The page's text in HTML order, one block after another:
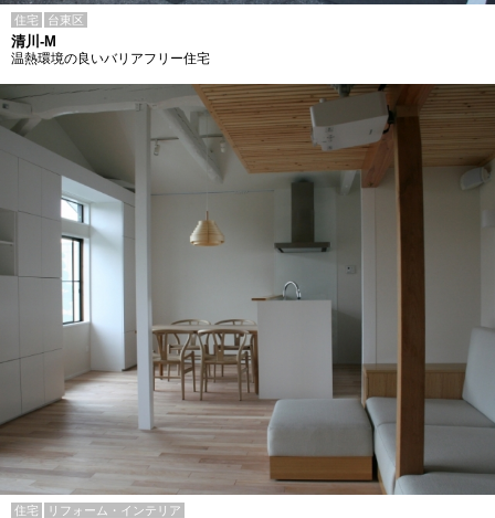
住宅 台東区
清川-M
温熱環境の良いバリアフリー住宅
住宅 リフォーム・インテリア